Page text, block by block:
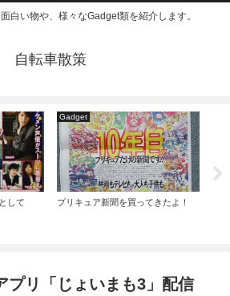
白い物や、様々なGadget類を紹介します。
自転車散策
して
Gadget
プリキュア新聞を買ってきたよ！
プリ「じょいまも3」配信